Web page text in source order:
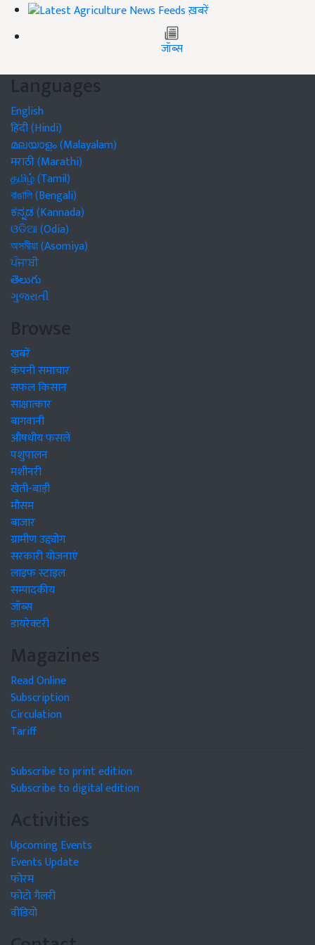
ख़बरें
जॉब्स
Languages
English
हिंदी (Hindi)
മലയാളം (Malayalam)
मराठी (Marathi)
தமிழ் (Tamil)
বাঙালি (Bengali)
ಕನ್ನಡ (Kannada)
ଓଡିଆ (Odia)
অসমীয়া (Asomiya)
ਪੰਜਾਬੀ
తెలుగు
ગુજરાતી
Browse
खबरें
कंपनी समाचार
सफल किसान
साक्षात्कार
बागवानी
औषधीय फसलें
पशुपालन
मशीनरी
खेती-बाड़ी
मौसम
बाजार
ग्रामीण उद्द्योग
सरकारी योजनाएं
लाइफ स्टाइल
सम्पादकीय
जॉब्स
डायरेक्टरी
Magazines
Read Online
Subscription
Circulation
Tariff
Subscribe to print edition
Subscribe to digital edition
Activities
Upcoming Events
Events Update
फोरम
फोटो गैलरी
वीडियो